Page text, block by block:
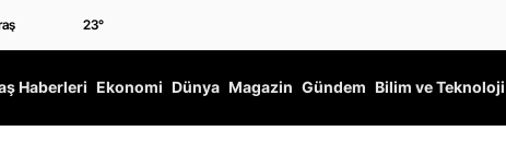
23°
Haberleri Ekonomi Dünya Magazin Gündem Bilim ve Teknoloji